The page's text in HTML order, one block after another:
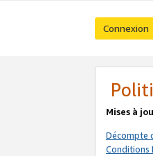
Connexion
Mises à
Décompte
Conditions